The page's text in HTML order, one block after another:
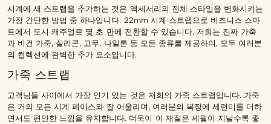
시계에 새 스트랩을 추가하는 것은 액세서리의 전체 스타일을 변화시키는
가장 간단한 방법 중 하나입니다. 22mm 시계 스트랩으로 비즈니스 스마
트에서 도시 캐주얼로 몇 초 만에 전환할 수 있습니다. 저희는 진짜 가죽
과 비건 가죽, 실리콘, 고무, 나일론 등 모든 종류를 제공하며, 모두 여러분
의 컬렉션에 완벽한 추가 요소입니다.
가죽 스트랩
고객님들 사이에서 가장 인기 있는 것은 저희의 가죽 스트랩입니다. 가죽
은 거의 모든 시계 페이스와 잘 어울리며, 여러분의 복장에 세련미를 더하
면서도 편안한 느낌을 유지합니다. 더욱이 이 재질은 세월이 지날수록 좋